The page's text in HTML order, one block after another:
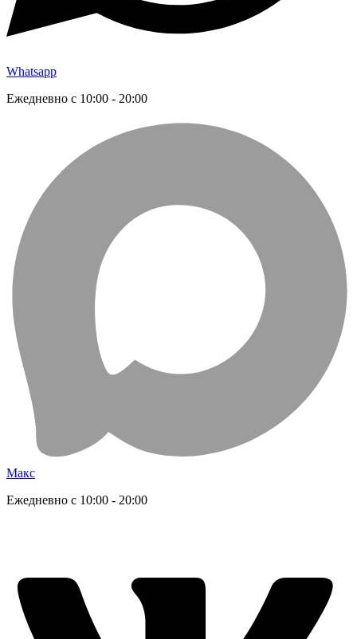
Whatsapp
Ежедневно с 10:00 - 20:00
Макс
Ежедневно с 10:00 - 20:00